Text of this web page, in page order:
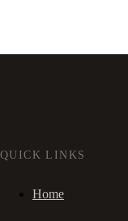
QUICK LINKS
Home